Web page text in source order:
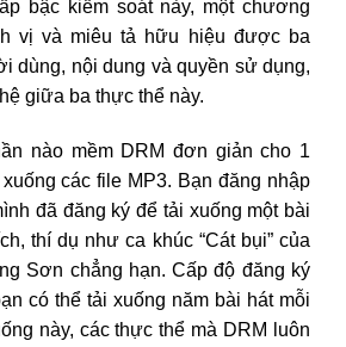
bậc kiểm soát này, một chương
vị và miêu tả hữu hiệu được ba
dùng, nội dung và quyền sử dụng,
giữa ba thực thể này.
nào mềm DRM đơn giản cho 1
các file MP3. Bạn đăng nhập
đã đăng ký để tải xuống một bài
thí dụ như ca khúc “Cát bụi” của
Sơn chẳng hạn. Cấp độ đăng ký
có thể tải xuống năm bài hát mỗi
này, các thực thể mà DRM luôn